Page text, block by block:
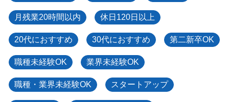
月残業20時間以内 休日120日以上
20代におすすめ 30代におすすめ 第二新卒OK
職種未経験OK 業界未経験OK
職種・業界未経験OK スタートアップ